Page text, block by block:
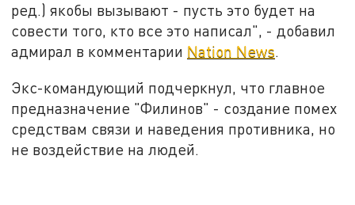
ред.) якобы вызывают - пусть это будет на
совести того, кто все это написал", - добавил
адмирал в комментарии Nation News.
Экс-командующий подчеркнул, что главное
предназначение "Филинов" - создание помех
средствам связи и наведения противника, но
не воздействие на людей.